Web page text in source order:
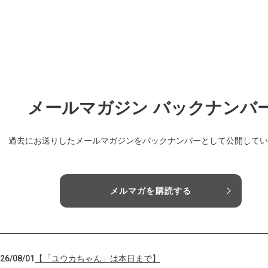
メールマガジン バックナンバ
過去にお送りしたメールマガジンをバックナンバーとして公開してい
メルマガを購読する
08/01
【「ユウカちゃん」は本日まで】